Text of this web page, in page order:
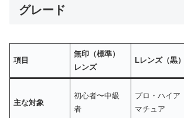
グレード
項目
無印（標準）
レンズ
Lレンズ（黒）
主な対象
初心者〜中級
者
プロ・ハイア
マチュア